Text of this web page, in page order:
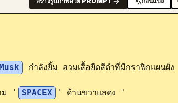
กำลังยิ้ม สวมเสื้อยืดสีดำที่มีกราฟิกแผนผัง
'
SPACEX
' ด้านขวาแสดง '